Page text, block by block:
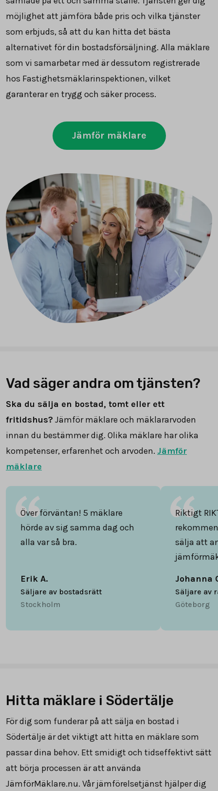
möjlighet att jämföra både pris och vilka tjänster
som erbjuds, så att du kan hitta det bästa
alternativet för din bostadsförsäljning. Alla mäklare
som vi samarbetar med är dessutom registrerade
hos Fastighetsmäklarinspektionen, vilket
garanterar en trygg och säker process.
Jämför mäklare
Vad säger andra om tjänsten?
Ska du sälja en bostad, tomt eller ett
fritidshus? Jämför mäklare och mäklararvoden
innan du bestämmer dig. Olika mäklare har olika
kompetenser, erfarenhet och arvoden. Jämför
mäklare
Över förväntan! 5 mäklare
hörde av sig samma dag och
alla var så bra.
Erik A.
Säljare av bostadsrätt
Stockholm
Riktigt
sälja att
Johanna
Säljare av
Göteborg
Hitta mäklare i Södertälje
För dig som funderar på att sälja en bostad i
Södertälje är det viktigt att hitta en mäklare som
passar dina behov. Ett smidigt och tidseffektivt sätt
att börja processen är att använda
JämförMäklare.nu. Vår jämförelsetjänst hjälper dig